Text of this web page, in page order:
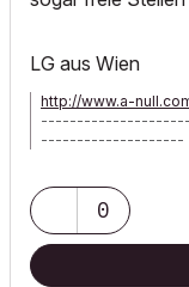
LG aus Wien
http://www.a-
--------------------
0